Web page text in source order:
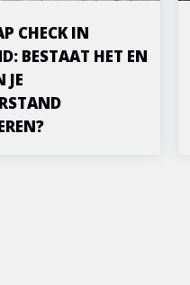
CHECK IN
BESTAAT HET EN
JE